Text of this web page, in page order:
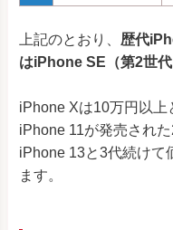
上記のとおり、 歴代
はiPhone SE（第2世
iPhone Xは10万円以上
iPhone 11が発売され
iPhone 13と3代続けて
ます。